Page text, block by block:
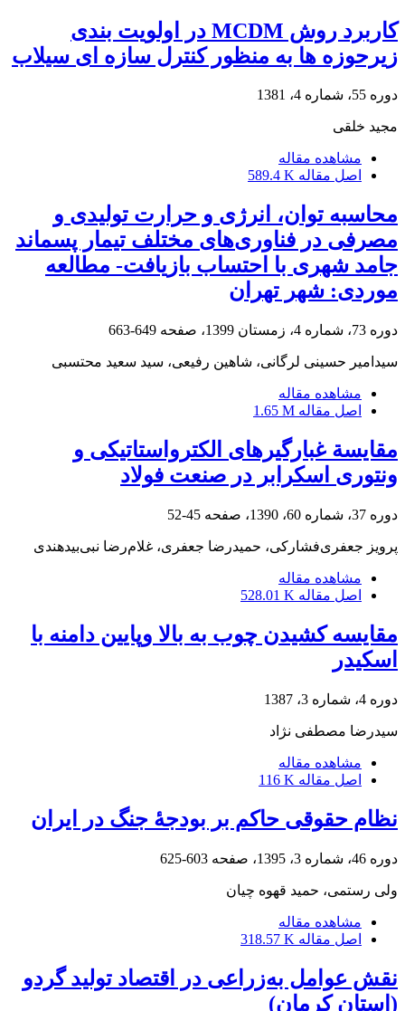
کاربرد روش MCDM در اولویت بندی
زیرحوزه ها به منظور کنترل سازه ای سیلاب
دوره 55، شماره 4، 1381
مجید خلقی
مشاهده مقاله
اصل مقاله 589.4 K
محاسبه توان، انرژی و حرارت تولیدی و
مصرفی در فناوری‌های مختلف تیمار پسماند
جامد شهری با احتساب بازیافت- مطالعه
موردی: شهر تهران
دوره 73، شماره 4، زمستان 1399، صفحه 649-663
سیدامیر حسینی لرگانی، شاهین رفیعی، سید سعید محتسبی
مشاهده مقاله
اصل مقاله 1.65 M
مقایسة غبارگیرهای الکترواستاتیکی و
ونتوری اسکرابر در صنعت فولاد
دوره 37، شماره 60، 1390، صفحه 45-52
پرویز جعفری‌فشارکی، حمیدرضا جعفری، غلام‌رضا نبی‌بید‌هندی
مشاهده مقاله
اصل مقاله 528.01 K
مقایسه کشیدن چوب به بالا وپایین دامنه با
اسکیدر
دوره 4، شماره 3، 1387
سیدرضا مصطفی نژاد
مشاهده مقاله
اصل مقاله 116 K
نظام حقوقی حاکم بر بودجۀ جنگ در ایران
دوره 46، شماره 3، 1395، صفحه 603-625
ولی رستمی، حمید قهوه چیان
مشاهده مقاله
اصل مقاله 318.57 K
نقش عوامل به‌زراعی در اقتصاد تولید گردو
(استان کرمان)‏